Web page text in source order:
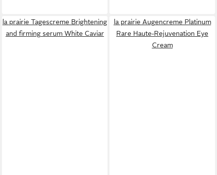
la prairie Tagescreme Brightening
and firming serum White Caviar
la prairie Augencreme Platinum
Rare Haute-Rejuvenation Eye
Cream